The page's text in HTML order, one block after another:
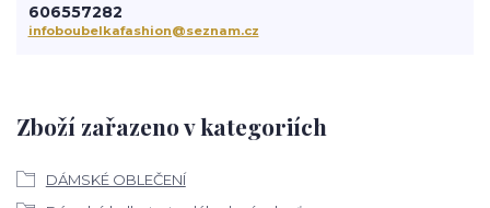
Zboží zařazeno v kategoriích
DÁMSKÉ OBLEČENÍ
606557282
infoboubelkafashion@seznam.cz